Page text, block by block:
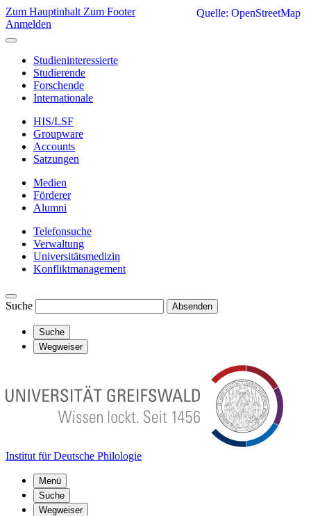
Zum Hauptinhalt Zum Footer
Anmelden
Studieninteressierte
Studierende
Forschende
Internationale
HIS/LSF
Groupware
Accounts
Satzungen
Medien
Förderer
Alumni
Telefonsuche
Verwaltung
Universitätsmedizin
Konfliktmanagement
Suche Absenden
Suche
Wegweiser
Institut für Deutsche Philologie
Menü
Suche
Wegweiser
Quelle: OpenStreetMap